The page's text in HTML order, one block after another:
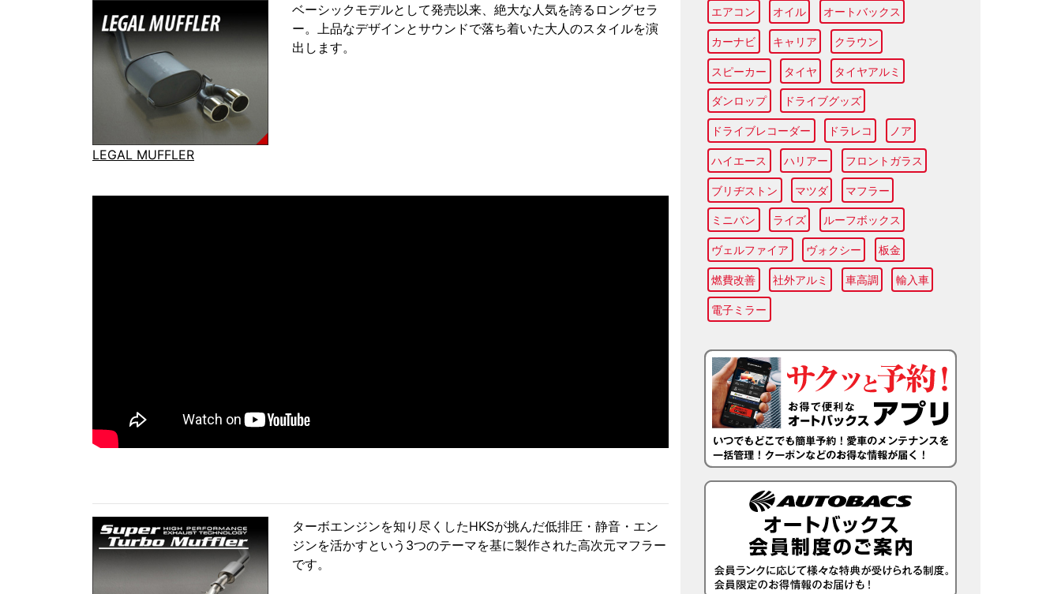
LEGAL MUFFLER
ベーシックモデルとして発売以来、絶大な人気を誇るロングセラ
ー。上品なデザインとサウンドで落ち着いた大人のスタイルを演
出します。
ターボエンジンを知り尽くしたHKSが挑んだ低排圧・静音・エン
ジンを活かすという3つのテーマを基に製作された高次元マフラー
です。
エアコン オイル オートバックス
カーナビ キャリア クラウン
スピーカー タイヤ タイヤアルミ
ダンロップ ドライブグッズ
ドライブレコーダー ドラレコ ノア
ハイエース ハリアー フロントガラス
ブリヂストン マツダ マフラー
ミニバン ライズ ルーフボックス
ヴェルファイア ヴォクシー 板金
燃費改善 社外アルミ 車高調 輸入車
電子ミラー